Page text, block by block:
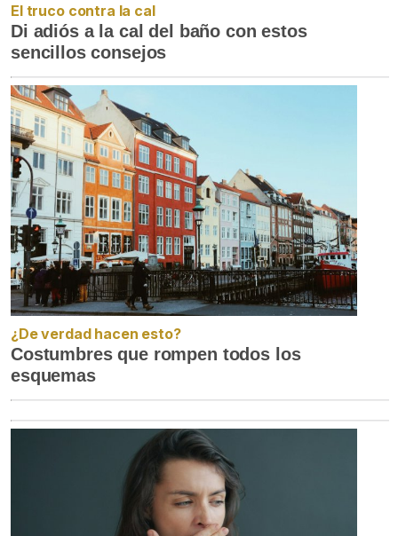
El truco contra la cal
Di adiós a la cal del baño con estos
sencillos consejos
¿De verdad hacen esto?
Costumbres que rompen todos los
esquemas